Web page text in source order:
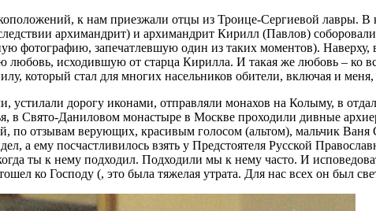
к нам приезжали отцы из Троице-Сергиевой лавры. В
архимандрит) и архимандрит Кирилл (Павлов)
фотографию, запечатлевшую один из таких моментов). Наверху,
исходившую от старца Кирилла. И такая же любовь – ко
который стал для многих насельников обители, включая и
дорогу иконами, отправляли монахов на Колыму, в
в Свято-Даниловом монастыре в Москве проходили дивные
отзывам верующих, красивым голосом (альтом), мальчик Ваня
а ему посчастливилось взять у Предстоятеля Русской
ты к нему подходил. Подходили мы к нему часто. И
ко Господу (, это была тяжелая утрата. Для нас всех он был